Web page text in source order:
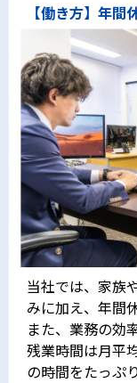
【働き方】年間
当社では、家族
みに加え、年間
また、業務の効
残業時間は月平
の時間をたっぷ